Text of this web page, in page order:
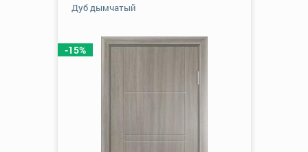
-15%
Дуб дымчатый